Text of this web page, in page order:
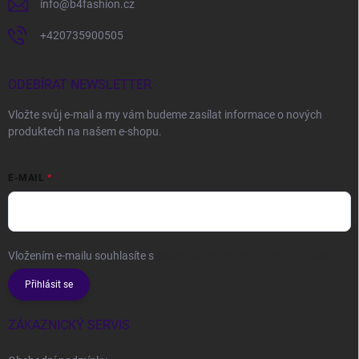
info@b4fashion.cz
+420735900505
ODEBÍRAT NEWSLETTER
Vložte svůj e-mail a my vám budeme zasílat informace o nových
produktech na našem e-shopu.
E-MAIL
Vložením e-mailu souhlasíte s
Přihlásit se
ZÁKAZNICKÝ SERVIS